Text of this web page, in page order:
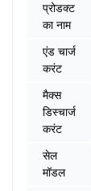
प्रोडक्ट
का नाम
एंड चार्ज
करंट
मैक्स
डिस्चार्ज
करंट
सेल
मॉडल